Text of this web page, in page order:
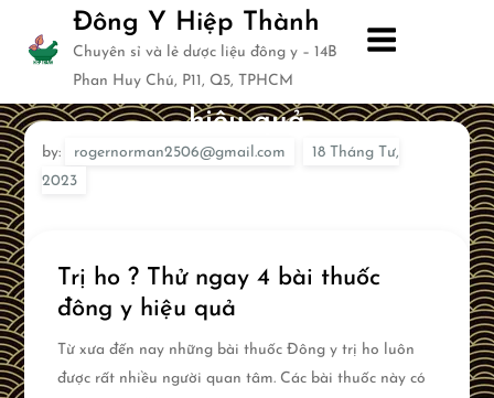
content
Đông Y Hiệp Thành
Chuyên sỉ và lẻ dược liệu đông y – 14B
Phan Huy Chú, P11, Q5, TPHCM
Trị ho ? Thử ngay 4 bài thuốc đông y
hiệu quả
by: rogernorman2506@gmail.com
Trị ho ? Thử ngay 4 bài thuốc
đông y hiệu quả
Từ xưa đến nay những bài thuốc Đông y trị ho luôn
được rất nhiều người quan tâm. Các bài thuốc này có